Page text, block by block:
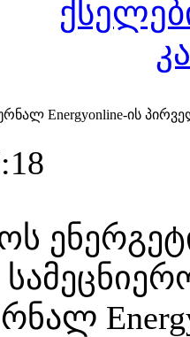
Energyonline-ის